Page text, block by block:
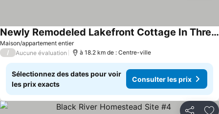
Maison/appartement entier
Newly Remodeled Lakefront Cottage In Three Lakes
Consulter les prix
/ Aucune évaluation à 18.2 km de : Centre-ville
Sélectionnez des dates pour voir
les prix exacts
Consulter les prix